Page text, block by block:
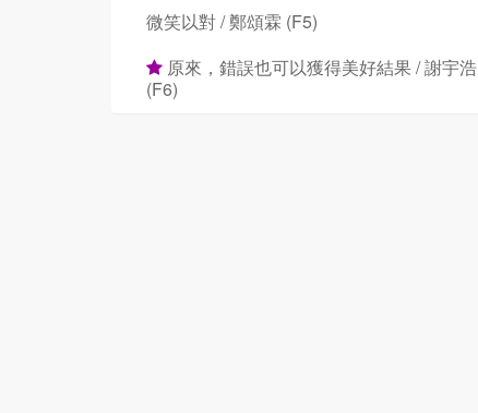
微笑以對 / 鄭頌霖 (F5)
原來，錯誤也可以獲得美好結果 / 謝宇浩
(F6)